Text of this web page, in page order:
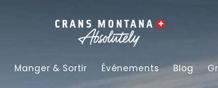
Manger & Sortir Événements Blog